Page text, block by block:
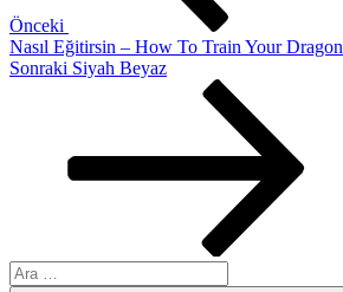
Önceki
Nasıl Eğitirsin – How To Train Your Dragon
Sonraki
Sonraki Siyah Beyaz
Ara: